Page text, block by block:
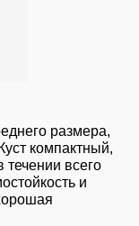
размера,
компактный,
течении всего
и